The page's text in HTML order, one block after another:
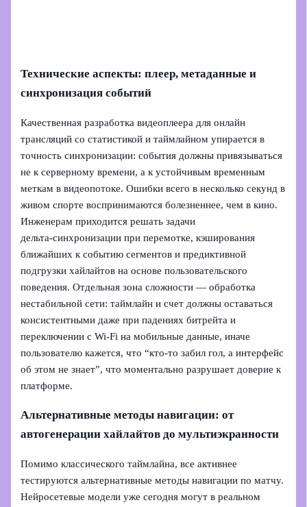
Технические аспекты: плеер, метаданные и
синхронизация событий
Качественная разработка видеоплеера для онлайн
трансляций со статистикой и таймлайном упирается в
точность синхронизации: события должны привязываться
не к серверному времени, а к устойчивым временным
меткам в видеопотоке. Ошибки всего в несколько секунд в
живом спорте воспринимаются болезненнее, чем в кино.
Инженерам приходится решать задачи
дельта‑синхронизации при перемотке, кэширования
ближайших к событию сегментов и предиктивной
подгрузки хайлайтов на основе пользовательского
поведения. Отдельная зона сложности — обработка
нестабильной сети: таймлайн и счет должны оставаться
консистентными даже при падениях битрейта и
переключении с Wi‑Fi на мобильные данные, иначе
пользователю кажется, что “кто-то забил гол, а интерфейс
об этом не знает”, что моментально разрушает доверие к
платформе.
Альтернативные методы навигации: от
автогенерации хайлайтов до мультиэкранности
Помимо классического таймлайна, все активнее
тестируются альтернативные методы навигации по матчу.
Нейросетевые модели уже сегодня могут в реальном